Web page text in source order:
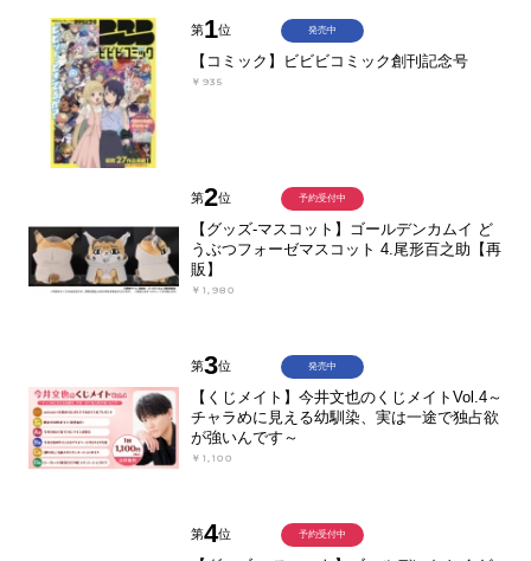
第1位
【コミック】ビビビコミック創刊記念号
￥935
発売中
第2位
【グッズ-マスコット】ゴールデンカムイ ど
うぶつフォーゼマスコット 4.尾形百之助【再
販】
￥1,980
予約受付中
第3位
【くじメイト】今井文也のくじメイトVol.4～
チャラめに見える幼馴染、実は一途で独占欲
が強いんです～
￥1,100
発売中
第4位 予約受付中